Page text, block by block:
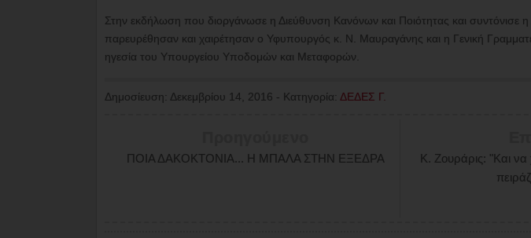
Στην εκδήλωση που διοργάνωσε η Διεύθυνση Κανόνων και Ποιότητας και συντόνισε
παρευρέθησαν και χαιρέτησαν ο Υφυπουργός κ. Ν. Μαυραγάνης και η Γενική
ηγεσία του Υπουργείου Υποδομών και Μεταφορών.
Δημοσίευση: Δεκεμβρίου 14, 2016 - Κατηγορία: ΔΕΔΕΣ Γ.
Κ. Ζουράρις: "Και να
ΠΟΙΑ ΔΑΚΟΚΤΟΝΙΑ... Η ΜΠΑΛΑ ΣΤΗΝ ΕΞΕΔΡΑ